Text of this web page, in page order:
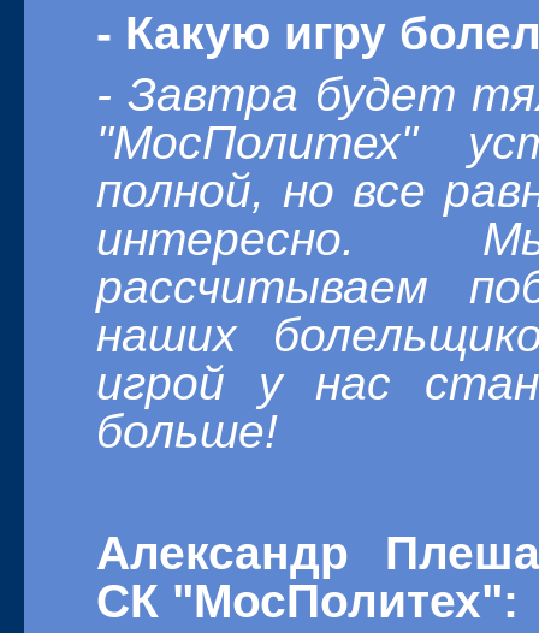
- Какую игру
- Завтра будет
"МосПолитех"
полной, но все
интересно.
рассчитываем
наших
игрой у нас
больше!
Александр
СК "МосПолитех":